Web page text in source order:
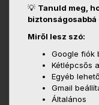
💡 Tanuld meg,
biztonságosabbá
Miről lesz szó:
Google fiók
Kétlépcsős
Egyéb
Gmail
Általános